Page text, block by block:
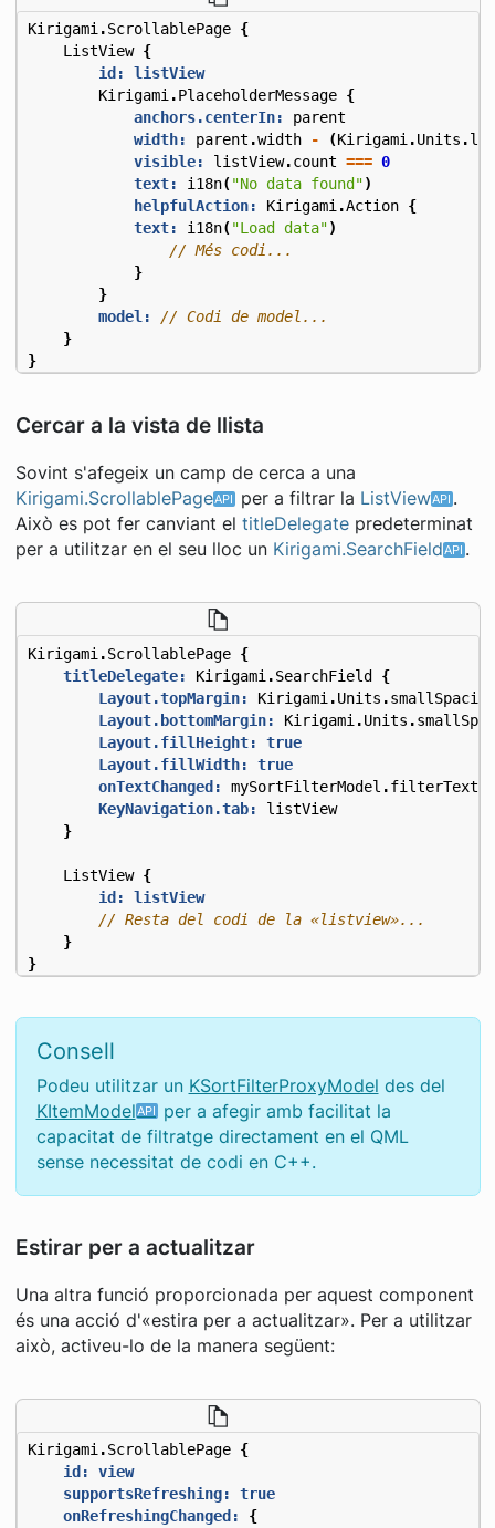
Kirigami .ScrollablePage {
ListView {
id: listView
Kirigami .PlaceholderMessage {
anchors.centerIn:
parent
width:
parent .width - (Kirigami .Units .
visible:
listView.count === 0
text:
i18n("No data found")
helpfulAction:
Kirigami .Action {
text:
i18n("Load data")
}
}
model:
}
}
Cercar a la vista de llista
Sovint s'afegeix un camp de cerca a una
Kirigami.ScrollablePage
per a filtrar la ListView
.
Això es pot fer canviant el titleDelegatepredeterminat
per a utilitzar en el seu lloc un Kirigami.SearchField .
Kirigami .ScrollablePage {
titleDelegate:
Kirigami .SearchField {
Layout.topMargin:
Kirigami .Units .smallSpacing
Layout.bottomMargin:
Kirigami .Units .
Layout.fillHeight:
true
Layout.fillWidth:
true
onTextChanged:
mySortFilterModel .filterText
KeyNavigation.tab:
listView
}
ListView {
id: listView
}
}
Consell
Podeu utilitzar un KSortFilterProxyModel des del
KItemModel
per a afegir amb facilitat la
capacitat de filtratge directament en el QML
sense necessitat de codi en C++.
Estirar per a actualitzar
Una altra funció proporcionada per aquest component
és una acció d'«estira per a actualitzar». Per a utilitzar
això, activeu-lo de la manera següent:
Kirigami .ScrollablePage {
id: view
supportsRefreshing:
true
onRefreshingChanged:
{